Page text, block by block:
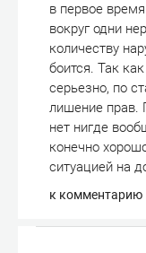
в первое
вокруг одни
количеству
боится. Так
серьезно, по
лишение
нет нигде
конечно
ситуацией на
к комментарию